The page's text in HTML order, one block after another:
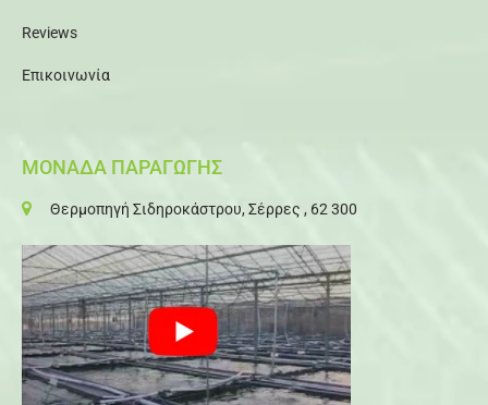
Reviews
Επικοινωνία
ΜΟΝΑΔΑ ΠΑΡΑΓΩΓΗΣ
Θερμοπηγή Σιδηροκάστρου, Σέρρες , 62 300